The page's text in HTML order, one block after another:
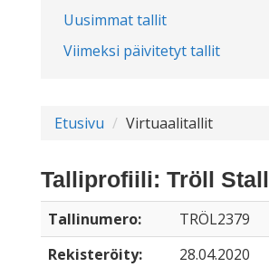
Uusimmat tallit
Viimeksi päivitetyt tallit
Etusivu Virtuaalitallit
Talliprofiili: Tröll Stall
Tallinumero:
TRÖL2379
Rekisteröity:
28.04.2020